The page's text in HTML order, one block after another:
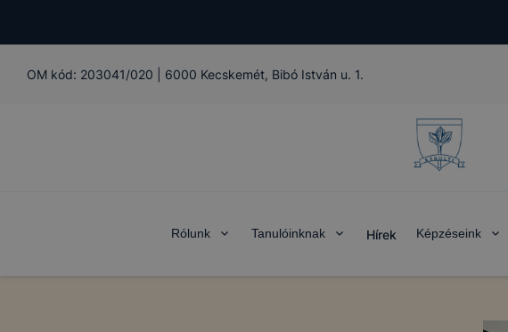
OM kód: 203041/020 6000 Kecskemét, Bibó István u. 1.
Rólunk Tanulóinknak Hírek Képzéseink